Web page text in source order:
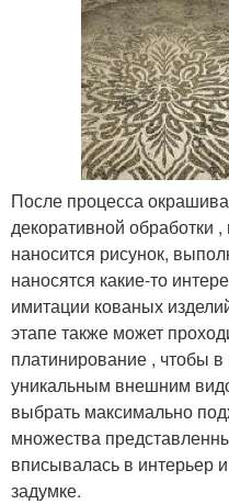
После процесса
декоративной обработки
наносится рисунок,
наносятся какие-то
имитации кованых
этапе также может
платинирование , чтобы в
уникальным внешним
выбрать максимально
множества
вписывалась в интерьер
задумке.